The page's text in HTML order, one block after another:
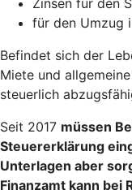
für den Umzug
Befindet sich der
Miete und
steuerlich
Seit 2017 müssen
Steuererklärung
Unterlagen aber
Finanzamt kann bei